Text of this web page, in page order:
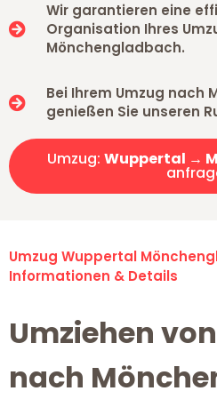
Wir garantieren eine
Organisation Ihres
Mönchengladbach.
Bei Ihrem Umzug nach
genießen Sie unseren
Umzug: Wuppertal →
Umzug Wuppertal
Informationen & Details
Umziehen
nach